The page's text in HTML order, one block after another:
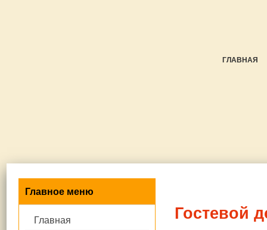
ГЛАВНАЯ
Главное меню
Главная
Гостевой